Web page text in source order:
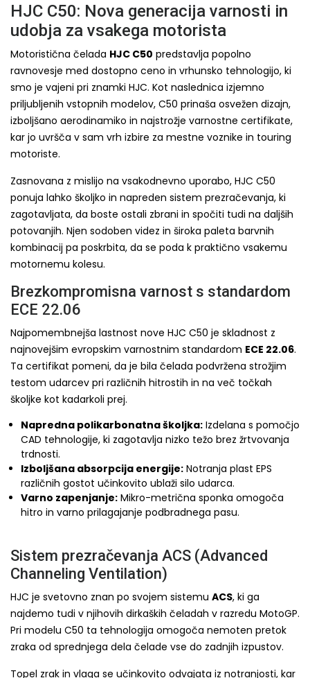
HJC C50: Nova generacija varnosti in
udobja za vsakega motorista
Motoristična čelada HJC C50 predstavlja popolno
ravnovesje med dostopno ceno in vrhunsko tehnologijo, ki
smo je vajeni pri znamki HJC. Kot naslednica izjemno
priljubljenih vstopnih modelov, C50 prinaša osvežen dizajn,
izboljšano aerodinamiko in najstrožje varnostne certifikate,
kar jo uvršča v sam vrh izbire za mestne voznike in touring
motoriste.
Zasnovana z mislijo na vsakodnevno uporabo, HJC C50
ponuja lahko školjko in napreden sistem prezračevanja, ki
zagotavljata, da boste ostali zbrani in spočiti tudi na daljših
potovanjih. Njen sodoben videz in široka paleta barvnih
kombinacij pa poskrbita, da se poda k praktično vsakemu
motornemu kolesu.
Brezkompromisna varnost s standardom
ECE 22.06
Najpomembnejša lastnost nove HJC C50 je skladnost z
najnovejšim evropskim varnostnim standardom ECE 22.06.
Ta certifikat pomeni, da je bila čelada podvržena strožjim
testom udarcev pri različnih hitrostih in na več točkah
školjke kot kadarkoli prej.
Napredna polikarbonatna školjka: Izdelana s pomočjo
CAD tehnologije, ki zagotavlja nizko težo brez žrtvovanja
trdnosti.
Izboljšana absorpcija energije: Notranja plast EPS
različnih gostot učinkovito ublaži silo udarca.
Varno zapenjanje: Mikro-metrična sponka omogoča
hitro in varno prilagajanje podbradnega pasu.
Sistem prezračevanja ACS (Advanced
Channeling Ventilation)
HJC je svetovno znan po svojem sistemu ACS, ki ga
najdemo tudi v njihovih dirkaških čeladah v razredu MotoGP.
Pri modelu C50 ta tehnologija omogoča nemoten pretok
zraka od sprednjega dela čelade vse do zadnjih izpustov.
Topel zrak in vlaga se učinkovito odvajata iz notranjosti, kar